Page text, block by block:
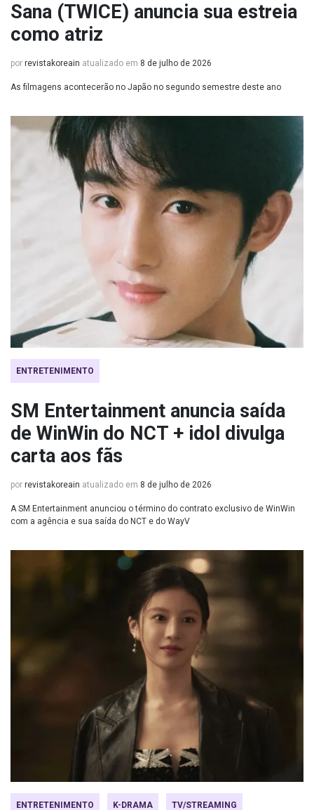
Sana (TWICE) anuncia sua estreia
como atriz
por revistakoreain atualizado em 8 de julho de 2026
As filmagens acontecerão no Japão no segundo semestre deste ano
ENTRETENIMENTO
SM Entertainment anuncia saída
de WinWin do NCT + idol divulga
carta aos fãs
por revistakoreain atualizado em 8 de julho de 2026
A SM Entertainment anunciou o término do contrato exclusivo de WinWin
com a agência e sua saída do NCT e do WayV
ENTRETENIMENTO K-DRAMA TV/STREAMING